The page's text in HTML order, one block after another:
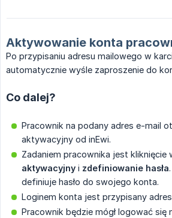
Aktywowanie konta
Po przypisaniu adresu mailowego w
automatycznie wyśle zaproszenie do
Co dalej?
Pracownik na podany adres e-mail
aktywacyjny od inEwi.
Zadaniem pracownika jest kliknięcie
aktywacyjny i zdefiniowanie hasła
definiuje hasło do swojego konta.
Loginem konta jest przypisany
Pracownik będzie mógł logować się